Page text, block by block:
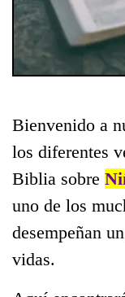
Bienvenido a
los diferentes
Biblia sobre
uno de los
desempeñan
vidas.